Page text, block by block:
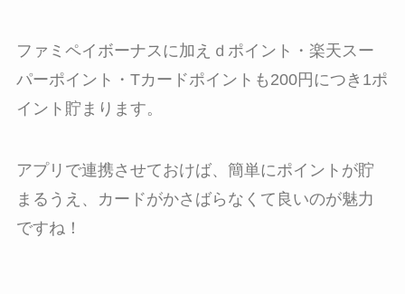
ファミペイボーナスに加えｄポイント・楽天スー
パーポイント・Tカードポイントも200円につき1ポ
イント貯まります。
アプリで連携させておけば、簡単にポイントが貯
まるうえ、カードがかさばらなくて良いのが魅力
ですね！